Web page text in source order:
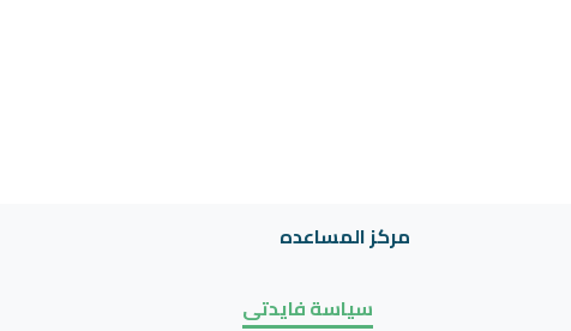
مركز المساعده
سياسة فايدتى